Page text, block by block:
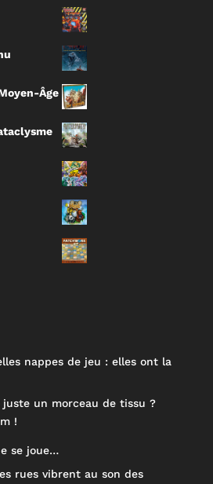
Âge
nappes de jeu : elles ont la
juste un morceau de tissu ?
!
se joue…
rues vibrent au son des